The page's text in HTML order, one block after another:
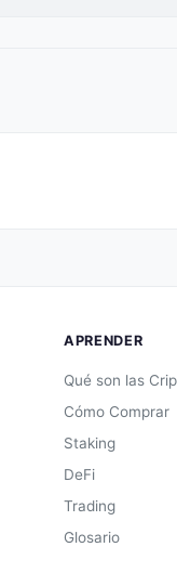
APRENDER
Qué son las
Cómo Comprar
Staking
DeFi
Trading
Glosario